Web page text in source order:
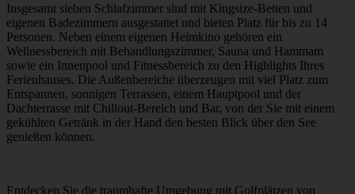
Insgesamt sieben Schlafzimmer sind mit Kingsize-Betten und
eigenen Badezimmern ausgestattet und bieten Platz für bis zu 14
Personen. Neben einem eigenen Heimkino gehören ein
Wellnessbereich mit Behandlungszimmer, Sauna und Hammam
sowie ein Innenpool und Fitnessbereich zu den Highlights Ihres
Ferienhauses. Die Außenbereiche überzeugen mit viel Platz zum
Entspannen, sonnigen Terrassen, einem Hauptpool und der
Dachterrasse mit Chillout-Bereich und Bar, von der Sie mit einem
gekühlten Getränk in der Hand den besten Blick über den See
genießen können.
Entdecken Sie die traumhafte Umgebung mit Golfplätzen von